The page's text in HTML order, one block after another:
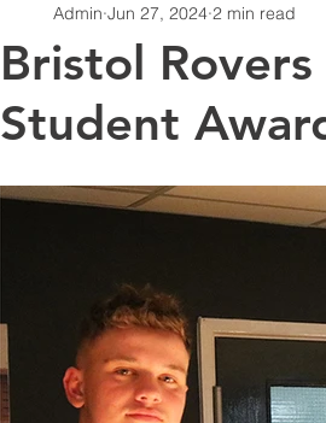
Bristol
Student
Admin Jun 27, 2024 2 min read